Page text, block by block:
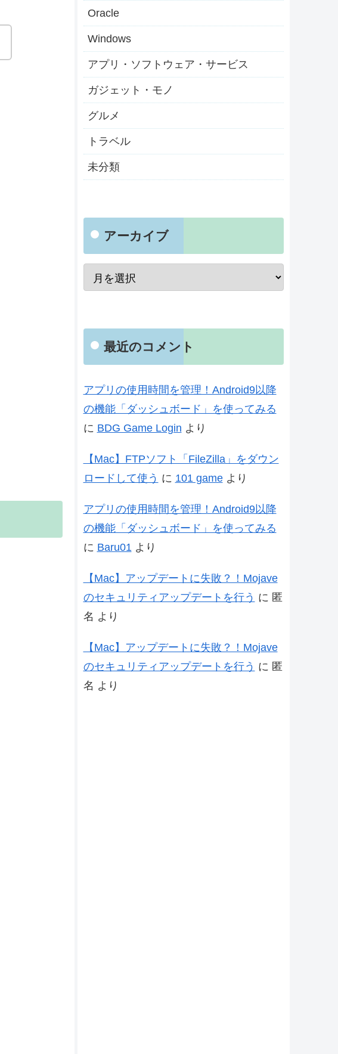
Oracle
Windows
アプリ・ソフトウェア・サービス
ガジェット・モノ
グルメ
トラベル
未分類
アーカイブ
最近のコメント
アプリの使用時間を管理！Android9以降
の機能「ダッシュボード」を使ってみる
に BDG Game Login より
【Mac】FTPソフト「FileZilla」をダウン
ロードして使う に 101 gameより
アプリの使用時間を管理！Android9以降
の機能「ダッシュボード」を使ってみる
に Baru01 より
【Mac】アップデートに失敗？！Mojave
のセキュリティアップデートを行う に 匿
名 より
【Mac】アップデートに失敗？！Mojave
のセキュリティアップデートを行う に 匿
名 より